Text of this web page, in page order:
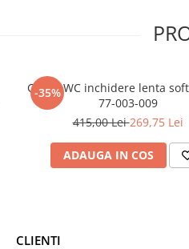
-35%
Capac WC inchidere lenta
77-003-009
415,00 Lei269,75 Lei
ADAUGA IN COS
CLIENTI